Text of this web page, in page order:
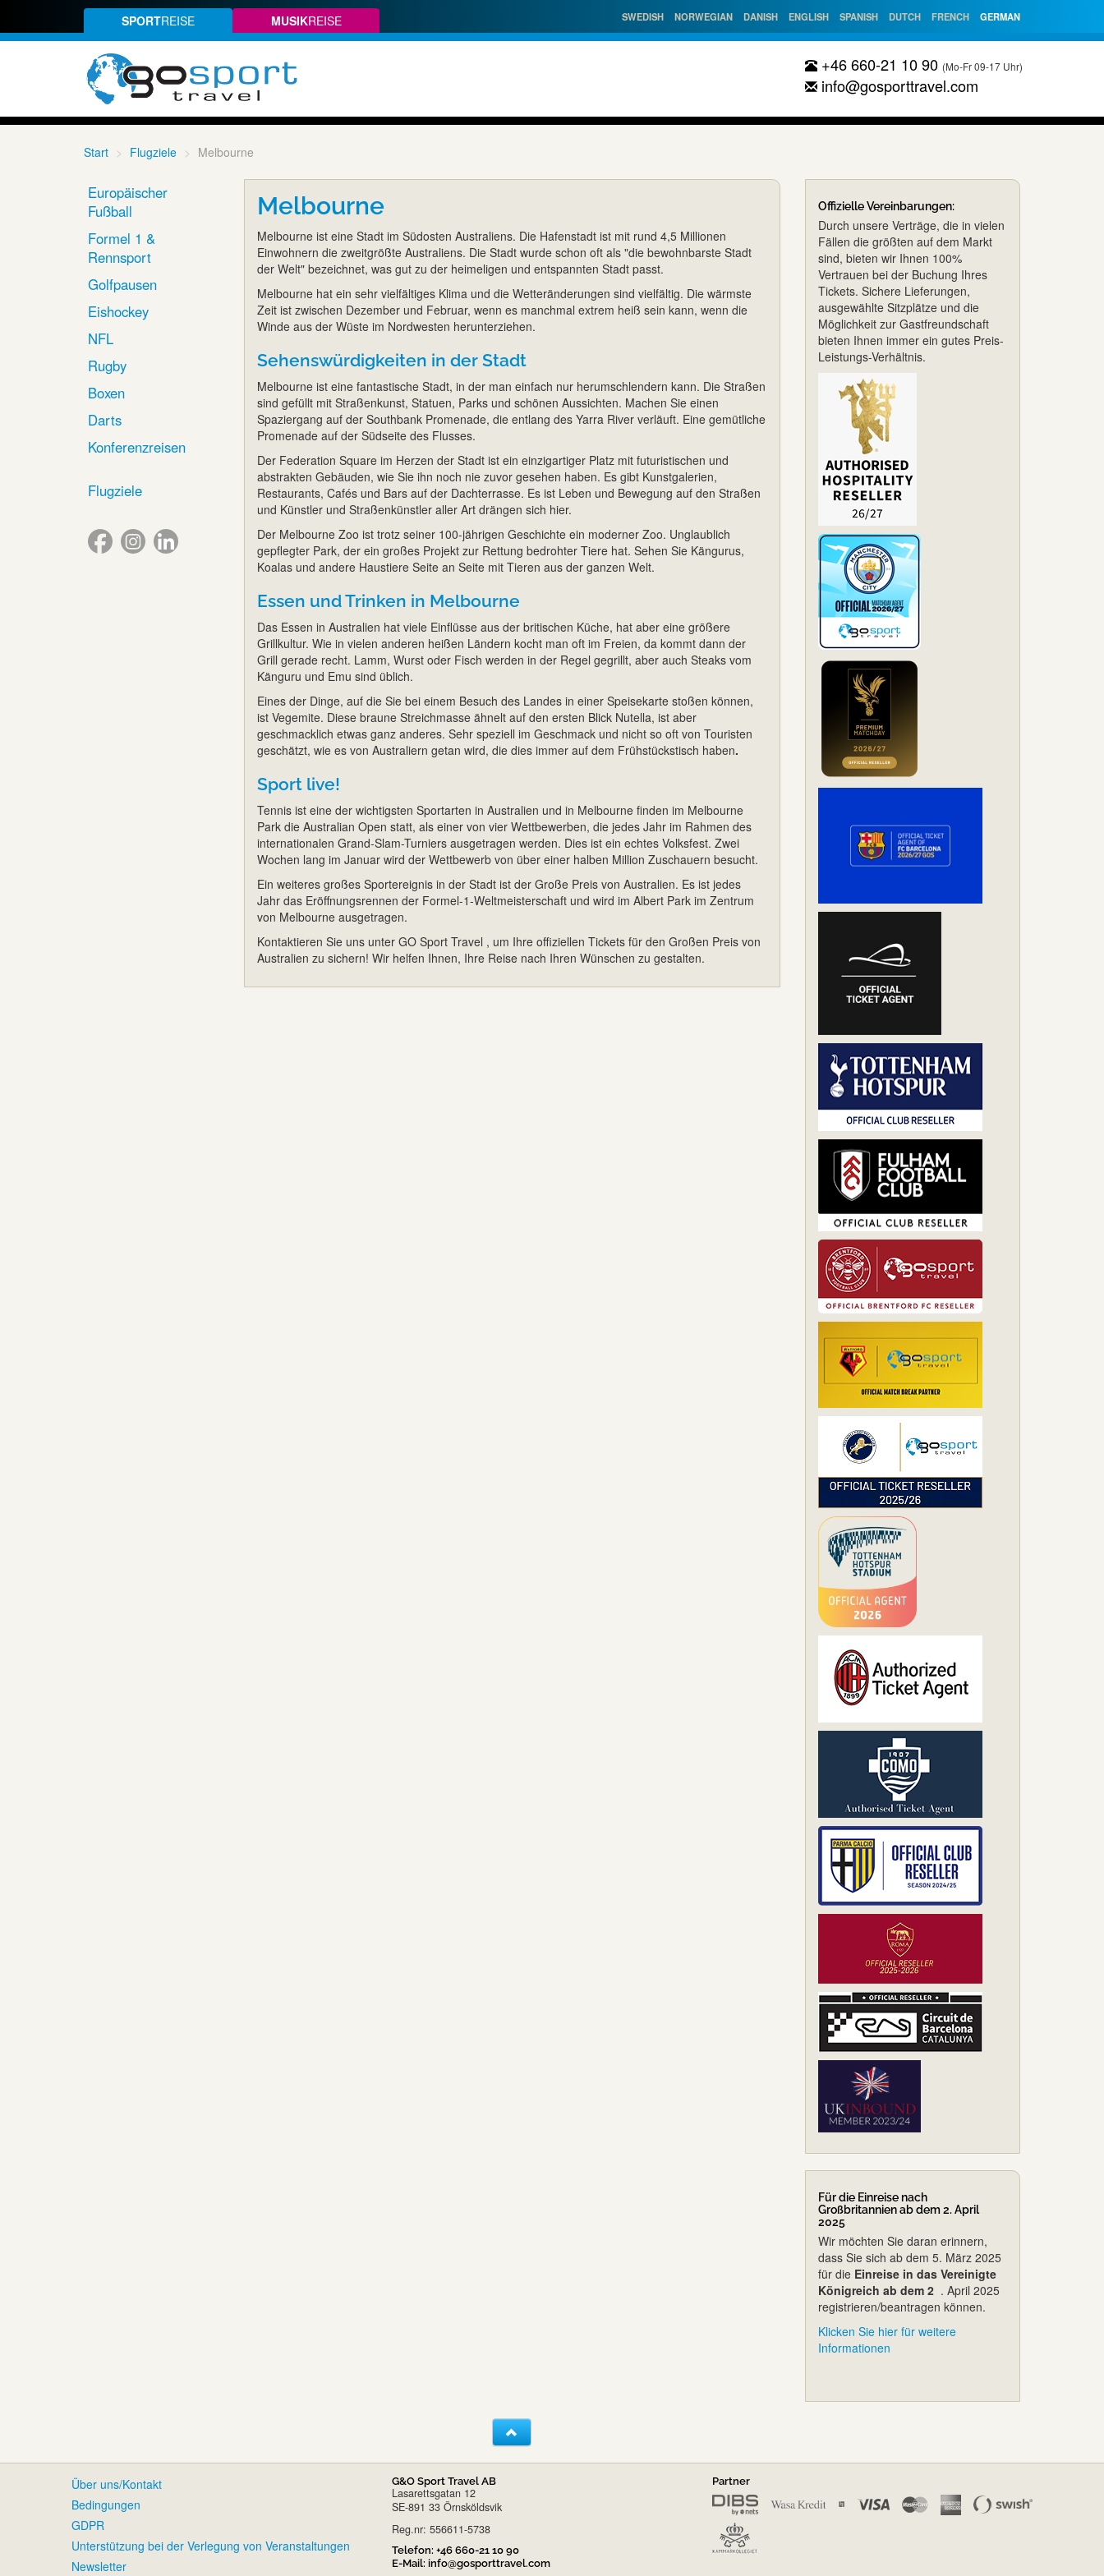
SPORTREISE MUSIKREISE SWEDISH NORWEGIAN DANISH ENGLISH SPANISH DUTCH FRENCH GERMAN
+46 660-21 10 90 (Mo-Fr 09-17 Uhr)
info@gosporttravel.com
Start Flugziele Melbourne
Europäischer
Fußball
Formel 1 &
Rennsport
Golfpausen
Eishockey
NFL
Rugby
Boxen
Darts
Konferenzreisen
Flugziele
Melbourne
Melbourne ist eine Stadt im Südosten Australiens. Die Hafenstadt ist mit rund 4,5 Millionen
Einwohnern die zweitgrößte Australiens. Die Stadt wurde schon oft als "die bewohnbarste Stadt
der Welt" bezeichnet, was gut zu der heimeligen und entspannten Stadt passt.
Melbourne hat ein sehr vielfältiges Klima und die Wetteränderungen sind vielfältig. Die wärmste
Zeit ist zwischen Dezember und Februar, wenn es manchmal extrem heiß sein kann, wenn die
Winde aus der Wüste im Nordwesten herunterziehen.
Sehenswürdigkeiten in der Stadt
Melbourne ist eine fantastische Stadt, in der man einfach nur herumschlendern kann. Die Straßen
sind gefüllt mit Straßenkunst, Statuen, Parks und schönen Aussichten. Machen Sie einen
Spaziergang auf der Southbank Promenade, die entlang des Yarra River verläuft. Eine gemütliche
Promenade auf der Südseite des Flusses.
Der Federation Square im Herzen der Stadt ist ein einzigartiger Platz mit futuristischen und
abstrakten Gebäuden, wie Sie ihn noch nie zuvor gesehen haben. Es gibt Kunstgalerien,
Restaurants, Cafés und Bars auf der Dachterrasse. Es ist Leben und Bewegung auf den Straßen
und Künstler und Straßenkünstler aller Art drängen sich hier.
Der Melbourne Zoo ist trotz seiner 100-jährigen Geschichte ein moderner Zoo. Unglaublich
gepflegter Park, der ein großes Projekt zur Rettung bedrohter Tiere hat. Sehen Sie Kängurus,
Koalas und andere Haustiere Seite an Seite mit Tieren aus der ganzen Welt.
Essen und Trinken in Melbourne
Das Essen in Australien hat viele Einflüsse aus der britischen Küche, hat aber eine größere
Grillkultur. Wie in vielen anderen heißen Ländern kocht man oft im Freien, da kommt dann der
Grill gerade recht. Lamm, Wurst oder Fisch werden in der Regel gegrillt, aber auch Steaks vom
Känguru und Emu sind üblich.
Eines der Dinge, auf die Sie bei einem Besuch des Landes in einer Speisekarte stoßen können,
ist Vegemite. Diese braune Streichmasse ähnelt auf den ersten Blick Nutella, ist aber
geschmacklich etwas ganz anderes. Sehr speziell im Geschmack und nicht so oft von Touristen
geschätzt, wie es von Australiern getan wird, die dies immer auf dem Frühstückstisch haben.
Sport live!
Tennis ist eine der wichtigsten Sportarten in Australien und in Melbourne finden im Melbourne
Park die Australian Open statt, als einer von vier Wettbewerben, die jedes Jahr im Rahmen des
internationalen Grand-Slam-Turniers ausgetragen werden. Dies ist ein echtes Volksfest. Zwei
Wochen lang im Januar wird der Wettbewerb von über einer halben Million Zuschauern besucht.
Ein weiteres großes Sportereignis in der Stadt ist der Große Preis von Australien. Es ist jedes
Jahr das Eröffnungsrennen der Formel-1-Weltmeisterschaft und wird im Albert Park im Zentrum
von Melbourne ausgetragen.
Kontaktieren Sie uns unter GO Sport Travel , um Ihre offiziellen Tickets für den Großen Preis von
Australien zu sichern! Wir helfen Ihnen, Ihre Reise nach Ihren Wünschen zu gestalten.
Offizielle Vereinbarungen:
Durch unsere Verträge, die in vielen
Fällen die größten auf dem Markt
sind, bieten wir Ihnen 100%
Vertrauen bei der Buchung Ihres
Tickets. Sichere Lieferungen,
ausgewählte Sitzplätze und die
Möglichkeit zur Gastfreundschaft
bieten Ihnen immer ein gutes Preis-
Leistungs-Verhältnis.
Für die Einreise nach
Großbritannien ab dem 2. April
2025
Wir möchten Sie daran erinnern,
dass Sie sich ab dem 5. März 2025
für die Einreise in das Vereinigte
Königreich ab dem 2 . April 2025
registrieren/beantragen können.
Klicken Sie hier für weitere
Informationen
Über uns/Kontakt
Bedingungen
GDPR
Unterstützung bei der Verlegung von Veranstaltungen
Newsletter
G&O Sport Travel AB
Lasarettsgatan 12
SE-891 33 Örnsköldsvik
Reg.nr: 556611-5738
Telefon: +46 660-21 10 90
E-Mail: info@gosporttravel.com
Partner